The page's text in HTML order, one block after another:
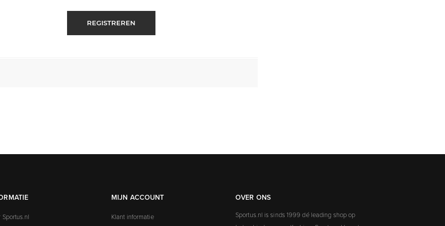
REGISTREREN
Sportus.nl
MIJN ACCOUNT
Klant informatie
OVER ONS
Sportus.nl is sinds 1999 dé leading shop op